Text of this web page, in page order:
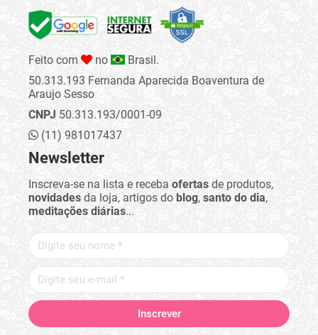
Feito com no
Brasil.
50.313.193 Fernanda Aparecida Boaventura de
Araujo Sesso
CNPJ 50.313.193/0001-09
(11) 981017437
Newsletter
Inscreva-se na lista e receba ofertas de produtos,
novidades da loja, artigos do blog, santo do dia,
meditações diárias...